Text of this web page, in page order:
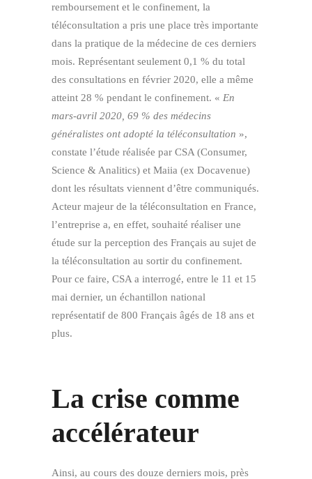
remboursement et le confinement, la
téléconsultation a pris une place très importante
dans la pratique de la médecine de ces derniers
mois. Représentant seulement 0,1 % du total
des consultations en février 2020, elle a même
atteint 28 % pendant le confinement. « En
mars-avril 2020, 69 % des médecins
généralistes ont adopté la téléconsultation »,
constate l’étude réalisée par CSA (Consumer,
Science & Analitics) et Maiia (ex Docavenue)
dont les résultats viennent d’être communiqués.
Acteur majeur de la téléconsultation en France,
l’entreprise a, en effet, souhaité réaliser une
étude sur la perception des Français au sujet de
la téléconsultation au sortir du confinement.
Pour ce faire, CSA a interrogé, entre le 11 et 15
mai dernier, un échantillon national
représentatif de 800 Français âgés de 18 ans et
plus.
La crise comme
accélérateur
Ainsi, au cours des douze derniers mois, près